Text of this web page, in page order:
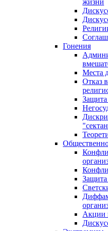
жизни
Гонения
Места
Отказ
Защита
Акции